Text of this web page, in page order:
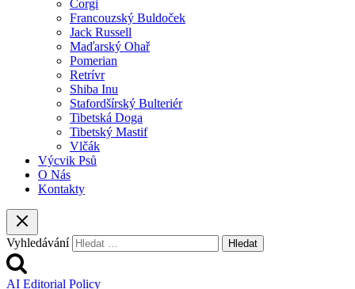
Corgi
Francouzský Buldoček
Jack Russell
Maďarský Ohař
Pomerian
Retrívr
Shiba Inu
Stafordšírský Bulteriér
Tibetská Doga
Tibetský Mastif
Vlčák
Výcvik Psů
O Nás
Kontakty
Vyhledávání
AI Editorial Policy